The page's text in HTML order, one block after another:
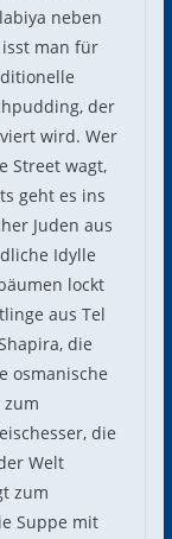
neben
man für
der
wird. Wer
Street wagt,
geht es ins
Juden aus
Idylle
lockt
aus Tel
die
osmanische
zum
die
Welt
zum
Suppe mit